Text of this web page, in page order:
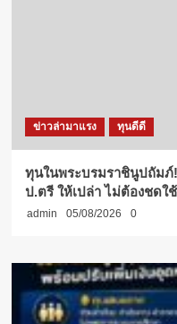
ข่าวล่ามาแรง ทุนดีดี
ทุนในพระบรมราชินูปถัมภ์
ป.ตรี ให้เปล่า ไม่ต้องชดใ
admin 05/08/2026 0